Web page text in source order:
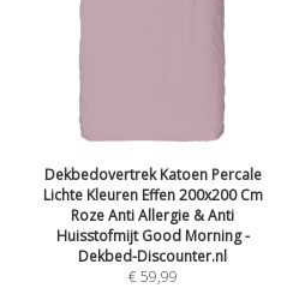
Dekbedovertrek Katoen Percale
Lichte Kleuren Effen 200x200 Cm
Roze Anti Allergie & Anti
Huisstofmijt Good Morning -
Dekbed-Discounter.nl
€59,99